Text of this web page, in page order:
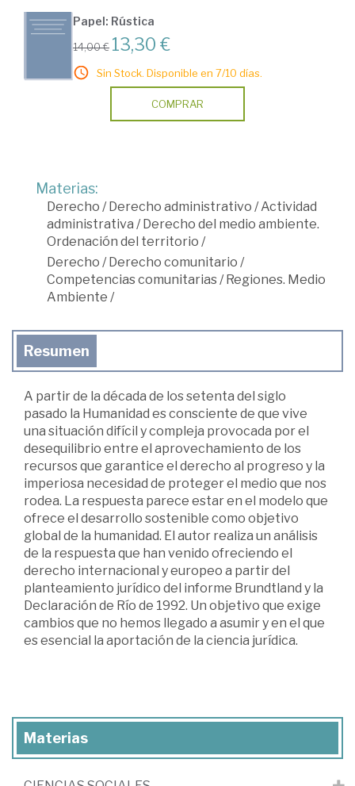
Papel: Rústica
14,00 € 13,30 €
Sin Stock. Disponible en 7/10 días.
COMPRAR
Materias:
Derecho /Derecho administrativo /Actividad
administrativa /Derecho del medio ambiente.
Ordenación del territorio /
Derecho /Derecho comunitario /
Competencias comunitarias/Regiones. Medio
Ambiente /
Resumen
A partir de la década de los setenta del siglo
pasado la Humanidad es consciente de que vive
una situación difícil y compleja provocada por el
desequilibrio entre el aprovechamiento de los
recursos que garantice el derecho al progreso y la
imperiosa necesidad de proteger el medio que nos
rodea. La respuesta parece estar en el modelo que
ofrece el desarrollo sostenible como objetivo
global de la humanidad. El autor realiza un análisis
de la respuesta que han venido ofreciendo el
derecho internacional y europeo a partir del
planteamiento jurídico del informe Brundtland y la
Declaración de Río de 1992. Un objetivo que exige
cambios que no hemos llegado a asumir y en el que
es esencial la aportación de la ciencia jurídica.
Materias